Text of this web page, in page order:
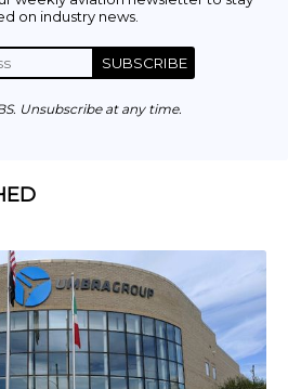
on industry news.
SUBSCRIBE
Unsubscribe at any time.